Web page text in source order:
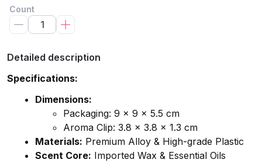
Count
Detailed description
Specifications:
Dimensions:
Packaging: 9 x 9 x 5.5 cm
Aroma Clip: 3.8 x 3.8 x 1.3 cm
Materials: Premium Alloy & High-grade Plastic
Scent Core: Imported Wax & Essential Oils